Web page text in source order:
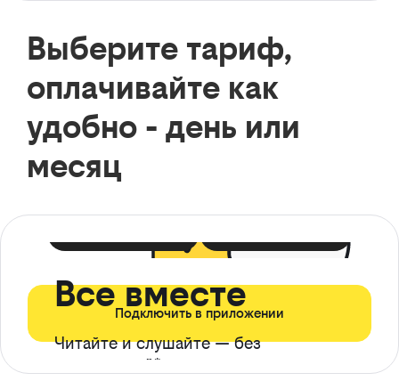
Выберите тариф,
оплачивайте как
удобно - день или
месяц
Все вместе
Читайте и слушайте — без
ограничений*
Подключить в приложении